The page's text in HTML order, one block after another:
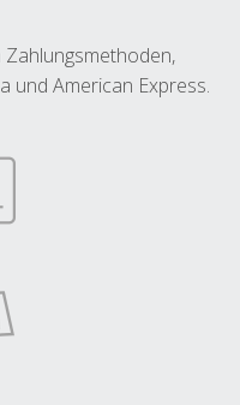
Zahlungsmethoden,
und American Express.